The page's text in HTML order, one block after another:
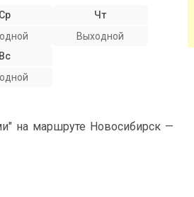
Ср
Чт
Выходной
Вс
на маршруте Новосибирск —